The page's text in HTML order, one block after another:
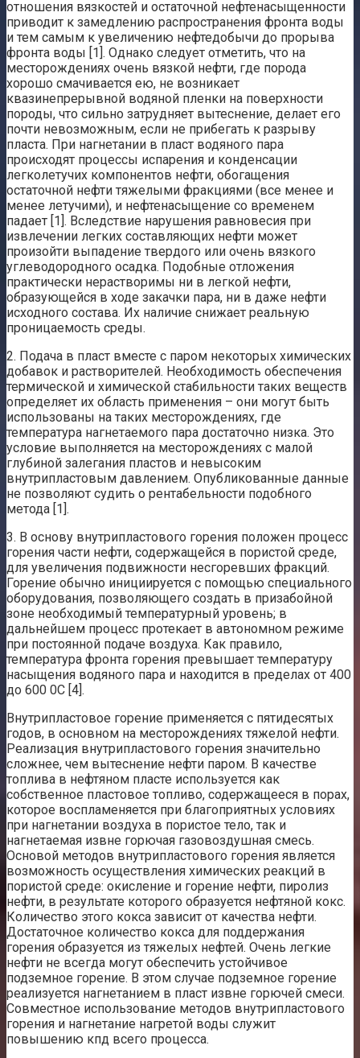
отношения вязкостей и остаточной нефтенасыщенности
приводит к замедлению распространения фронта воды
и тем самым к увеличению нефтедобычи до прорыва
фронта воды [1]. Однако следует отметить, что на
месторождениях очень вязкой нефти, где порода
хорошо смачивается ею, не возникает
квазинепрерывной водяной пленки на поверхности
породы, что сильно затрудняет вытеснение, делает его
почти невозможным, если не прибегать к разрыву
пласта. При нагнетании в пласт водяного пара
происходят процессы испарения и конденсации
легколетучих компонентов нефти, обогащения
остаточной нефти тяжелыми фракциями (все менее и
менее летучими), и нефтенасыщение со временем
падает [1]. Вследствие нарушения равновесия при
извлечении легких составляющих нефти может
произойти выпадение твердого или очень вязкого
углеводородного осадка. Подобные отложения
практически нерастворимы ни в легкой нефти,
образующейся в ходе закачки пара, ни в даже нефти
исходного состава. Их наличие снижает реальную
проницаемость среды.
2. Подача в пласт вместе с паром некоторых химических
добавок и растворителей. Необходимость обеспечения
термической и химической стабильности таких веществ
определяет их область применения – они могут быть
использованы на таких месторождениях, где
температура нагнетаемого пара достаточно низка. Это
условие выполняется на месторождениях с малой
глубиной залегания пластов и невысоким
внутрипластовым давлением. Опубликованные данные
не позволяют судить о рентабельности подобного
метода [1].
3. В основу внутрипластового горения положен процесс
горения части нефти, содержащейся в пористой среде,
для увеличения подвижности несгоревших фракций.
Горение обычно инициируется с помощью специального
оборудования, позволяющего создать в призабойной
зоне необходимый температурный уровень; в
дальнейшем процесс протекает в автономном режиме
при постоянной подаче воздуха. Как правило,
температура фронта горения превышает температуру
насыщения водяного пара и находится в пределах от 400
до 600 0С [4].
Внутрипластовое горение применяется с пятидесятых
годов, в основном на месторождениях тяжелой нефти.
Реализация внутрипластового горения значительно
сложнее, чем вытеснение нефти паром. В качестве
топлива в нефтяном пласте используется как
собственное пластовое топливо, содержащееся в порах,
которое воспламеняется при благоприятных условиях
при нагнетании воздуха в пористое тело, так и
нагнетаемая извне горючая газовоздушная смесь.
Основой методов внутрипластового горения является
возможность осуществления химических реакций в
пористой среде: окисление и горение нефти, пиролиз
нефти, в результате которого образуется нефтяной кокс.
Количество этого кокса зависит от качества нефти.
Достаточное количество кокса для поддержания
горения образуется из тяжелых нефтей. Очень легкие
нефти не всегда могут обеспечить устойчивое
подземное горение. В этом случае подземное горение
реализуется нагнетанием в пласт извне горючей смеси.
Совместное использование методов внутрипластового
горения и нагнетание нагретой воды служит
повышению кпд всего процесса.